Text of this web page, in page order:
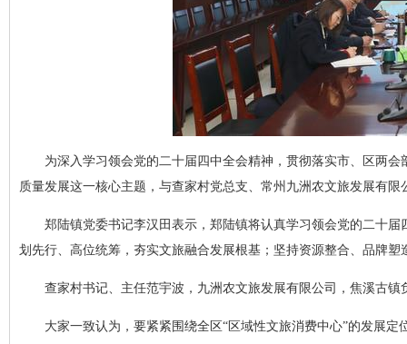
为深入学习领会党的二十届四中全会精神，贯彻落实市、区两
质量发展这一核心主题，与查家村党总支、常州九洲农文旅发展有
郑陆镇党委书记李汉田表示，郑陆镇将认真学习领会党的二十
划先行、高位统筹，夯实文旅融合发展根基；坚持资源整合、品牌
查家村书记、主任范宇波，九洲农文旅发展有限公司，焦溪古
大家一致认为，要紧紧围绕全区“区域性文旅消费中心”的发展